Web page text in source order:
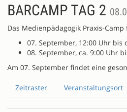
BARCAMP TAG 2
Das Medienpädagogik Praxis-
07. September, 12:00 Uhr bis
08. September, ca. 9:00 Uhr
Am 07. September findet eine
Zeitraster Veranstaltungsort